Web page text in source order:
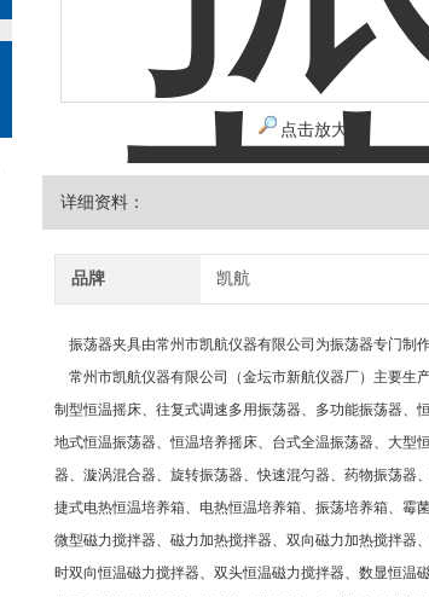
点击放大
详细资料：
品牌 凯航
振荡器夹具由常州市凯航仪器有限公司为振荡器专门制
常州市凯航仪器有限公司（金坛市新航仪器厂）主要生
制型恒温摇床、往复式调速多用振荡器、多功能振荡器、
地式恒温振荡器、恒温培养摇床、台式全温振荡器、大型
器、漩涡混合器、旋转振荡器、快速混匀器、药物振荡器
捷式电热恒温培养箱、电热恒温培养箱、振荡培养箱、霉
微型磁力搅拌器、磁力加热搅拌器、双向磁力加热搅拌器
时双向恒温磁力搅拌器、双头恒温磁力搅拌器、数显恒温